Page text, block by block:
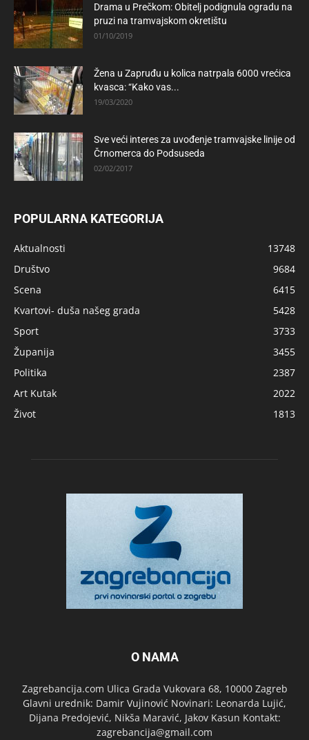
Drama u Prečkom: Obitelj podignula ogradu na
pruzi na tramvajskom okretištu
01/10/2019
Žena u Zapruđu u kolica natrpala 6000 vrećica
kvasca: “Kako vas...
19/03/2020
Sve veći interes za uvođenje tramvajske linije od
Črnomerca do Podsuseda
02/02/2017
POPULARNA KATEGORIJA
Aktualnosti
13748
Društvo
9684
Scena
6415
Kvartovi- duša našeg grada
5428
Sport
3733
Županija
3455
Politika
2387
Art Kutak
2022
Život
1813
O NAMA
Zagrebancija.com Ulica Grada Vukovara 68, 10000 Zagreb
Glavni urednik: Damir Vujinović Novinari: Leonarda Lujić,
Dijana Predojević, Nikša Maravić, Jakov Kasun Kontakt:
zagrebancija@gmail.com